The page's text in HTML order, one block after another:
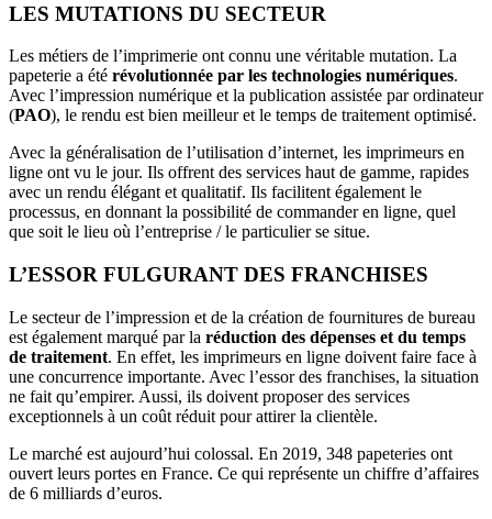
LES MUTATIONS DU SECTEUR
Les métiers de l’imprimerie ont connu une véritable mutation. La
papeterie a été révolutionnée par les technologies numériques.
Avec l’impression numérique et la publication assistée par ordinateur
(PAO), le rendu est bien meilleur et le temps de traitement optimisé.
Avec la généralisation de l’utilisation d’internet, les imprimeurs en
ligne ont vu le jour. Ils offrent des services haut de gamme, rapides
avec un rendu élégant et qualitatif. Ils facilitent également le
processus, en donnant la possibilité de commander en ligne, quel
que soit le lieu où l’entreprise / le particulier se situe.
L’ESSOR FULGURANT DES FRANCHISES
Le secteur de l’impression et de la création de fournitures de bureau
est également marqué par la réduction des dépenses et du temps
de traitement. En effet, les imprimeurs en ligne doivent faire face à
une concurrence importante. Avec l’essor des franchises, la situation
ne fait qu’empirer. Aussi, ils doivent proposer des services
exceptionnels à un coût réduit pour attirer la clientèle.
Le marché est aujourd’hui colossal. En 2019, 348 papeteries ont
ouvert leurs portes en France. Ce qui représente un chiffre d’affaires
de 6 milliards d’euros.